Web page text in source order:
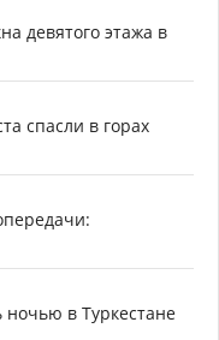
девятого этажа в
спасли в горах
ночью в Туркестане